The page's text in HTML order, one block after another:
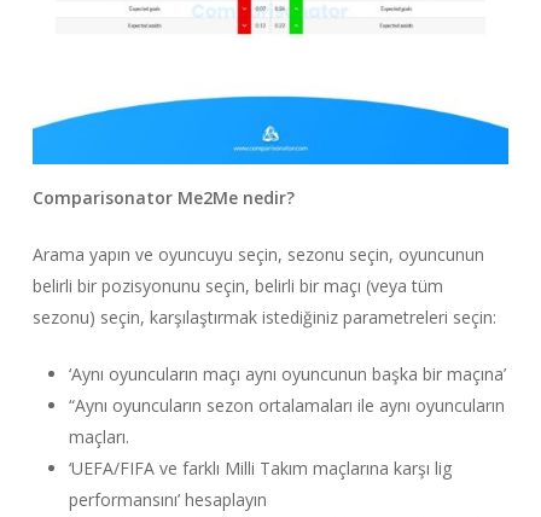
Comparisonator Me2Me nedir?
Arama yapın ve oyuncuyu seçin, sezonu seçin, oyuncunun
belirli bir pozisyonunu seçin, belirli bir maçı (veya tüm
sezonu) seçin, karşılaştırmak istediğiniz parametreleri seçin:
‘Aynı oyuncuların maçı aynı oyuncunun başka bir maçına’
“Aynı oyuncuların sezon ortalamaları ile aynı oyuncuların
maçları.
‘UEFA/FIFA ve farklı Milli Takım maçlarına karşı lig
performansını’ hesaplayın